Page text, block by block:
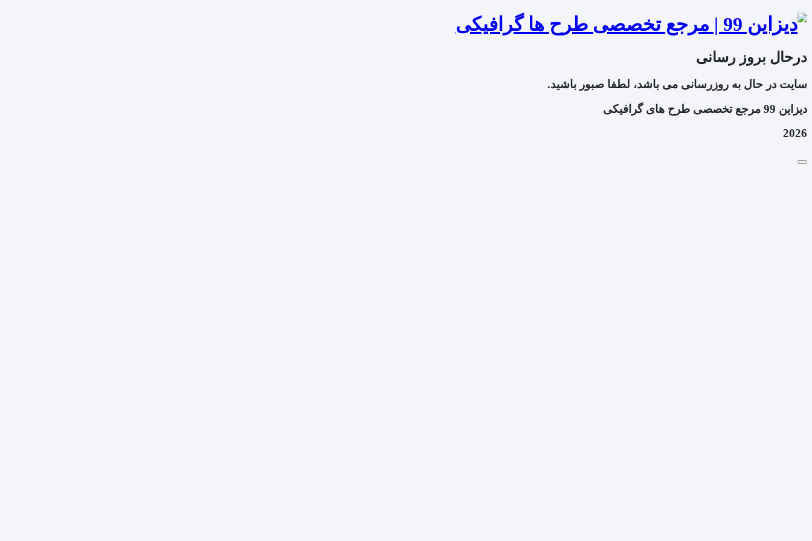
درحال بروز رسانی
سایت در حال به روزرسانی می باشد، لطفا صبور باشید.
دیزاین 99 مرجع تخصصی طرح های گرافیکی
2026